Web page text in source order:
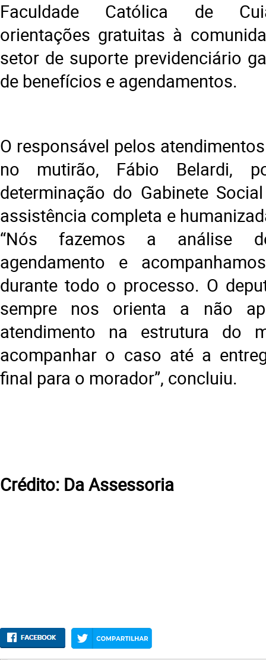
Faculdade Católica de
orientações gratuitas à
setor de suporte previdenciário
de benefícios e agendamentos.
O responsável pelos
no mutirão, Fábio Belardi,
determinação do Gabinete
assistência completa e
“Nós fazemos a análise
agendamento e
durante todo o processo. O
sempre nos orienta a não
atendimento na estrutura do
acompanhar o caso até a
final para o morador”, concluiu.
Crédito: Da Assessoria